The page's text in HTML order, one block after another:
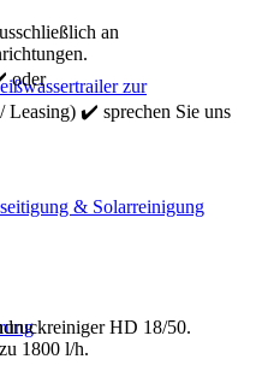
zur
& Solarreinigung
an
oder
Leasing) ✔️ sprechen Sie uns
HD 18/50.
1800 l/h.